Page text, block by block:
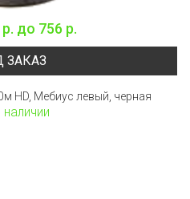
до 756 р.
ЗАКАЗ
HD, Мебиус левый, черная
наличии